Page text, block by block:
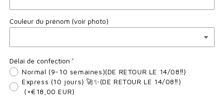
Couleur du prénom (voir photo)
Délai de confection
Normal (9-10 semaines)(DE RETOUR LE 14/08‼️)
Express (10 jours) 🚀✨(DE RETOUR LE 14/08‼️)
(+€18,00 EUR)